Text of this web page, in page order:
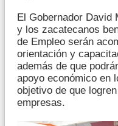
El Gobernador David
y los zacatecanos
de Empleo serán
orientación y
además de que
apoyo económico en
objetivo de que
empresas.